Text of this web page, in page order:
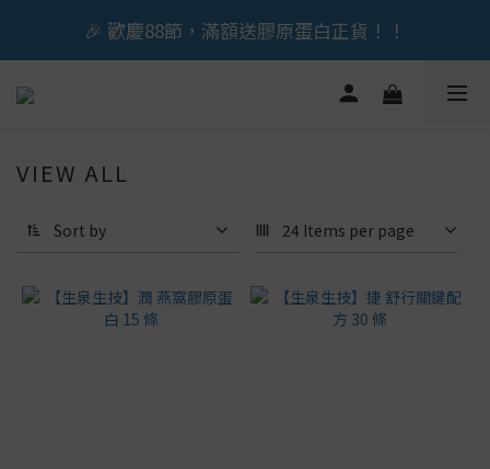
🎉 歡慶88節，滿額送膠原蛋白正貨！！
🎉 歡慶88節，滿額送膠原蛋白正貨！！
立即加入會員享『300元』購物金
VIEW ALL
Sort by 24 Items per page